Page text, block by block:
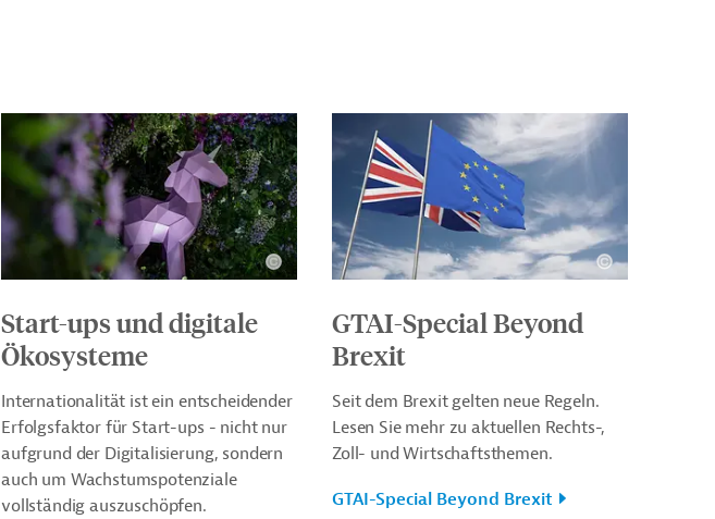
Start-ups und digitale
Ökosysteme
Internationalität ist ein entscheidender
Erfolgsfaktor für Start-ups - nicht nur
aufgrund der Digitalisierung, sondern
auch um Wachstumspotenziale
vollständig auszuschöpfen.
GTAI-Special Beyond
Brexit
Seit dem Brexit gelten neue Regeln.
Lesen Sie mehr zu aktuellen Rechts-,
Zoll- und Wirtschaftsthemen.
GTAI-Special Beyond Brexit